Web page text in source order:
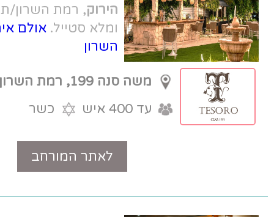
הירוק, רמת השרון/תל אביב. עיצוב כפרי
ומלא סטייל.אולם אירועים לברית ברמת
השרון
משה סנה 199, רמת השרון
כשר
טלפון